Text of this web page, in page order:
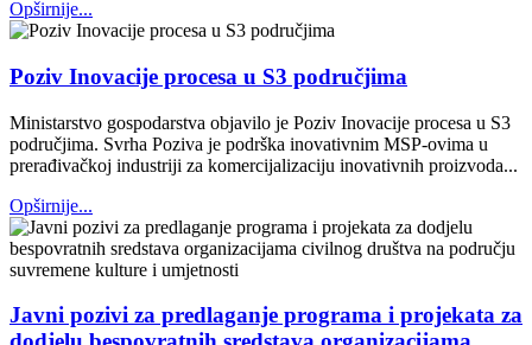
Opširnije...
Poziv Inovacije procesa u S3 područjima
Ministarstvo gospodarstva objavilo je Poziv Inovacije procesa u S3
područjima. Svrha Poziva je podrška inovativnim MSP-ovima u
prerađivačkoj industriji za komercijalizaciju inovativnih proizvoda...
Opširnije...
Javni pozivi za predlaganje programa i projekata za